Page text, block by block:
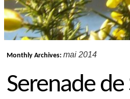
Monthly Archives: mai 2014
Serenade